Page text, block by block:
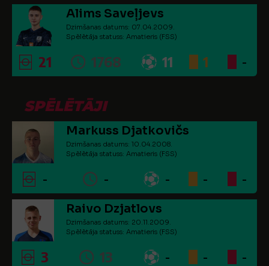
Alims Saveļjevs
Dzimšanas datums: 07.04.2009.
Spēlētāja statuss: Amatieris (FSS)
21 1768 11 1 -
SPĒLĒTĀJI
Markuss Djatkovičs
Dzimšanas datums: 10.04.2008.
Spēlētāja statuss: Amatieris (FSS)
- - - - -
Raivo Dzjatlovs
Dzimšanas datums: 20.11.2009.
Spēlētāja statuss: Amatieris (FSS)
3 13 - - -